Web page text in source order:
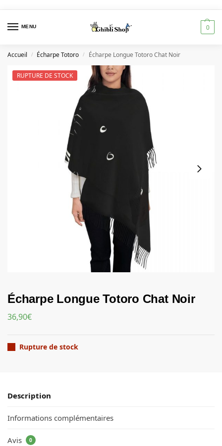
MENU 0
Accueil / Écharpe Totoro / Écharpe Longue Totoro Chat Noir
RUPTURE DE STOCK
Écharpe Longue Totoro Chat Noir
36,90€
Rupture de stock
Description
Informations complémentaires
Avis 0